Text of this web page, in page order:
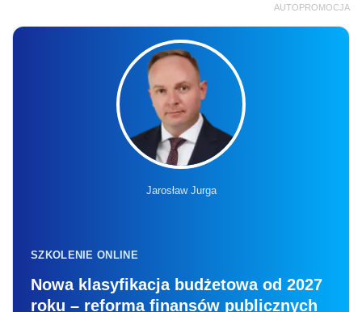
AUTOPROMOCJA
Jarosław Jurga
SZKOLENIE ONLINE
Nowa klasyfikacja budżetowa od 2027
roku – reforma finansów publicznych